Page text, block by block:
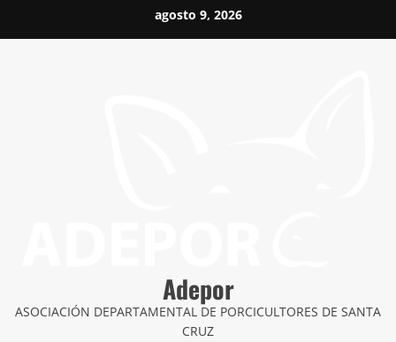
agosto 9, 2026
Adepor
ASOCIACIÓN DEPARTAMENTAL DE PORCICULTORES DE SANTA
CRUZ